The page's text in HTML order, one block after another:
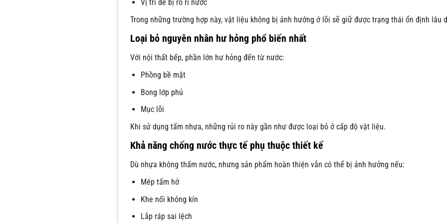
Vị trí dễ bị rò rỉ nước
Trong những trường hợp này, vật liệu không bị ảnh hưởng ở lõi sẽ giữ được trạng thái ổn định lâu
Loại bỏ nguyên nhân hư hỏng phổ biến nhất
Với nội thất bếp, phần lớn hư hỏng đến từ nước:
Phồng bề mặt
Bong lớp phủ
Mục lõi
Khi sử dụng tấm nhựa, những rủi ro này gần như được loại bỏ ở cấp độ vật liệu.
Khả năng chống nước thực tế phụ thuộc thiết kế
Dù nhựa không thấm nước, nhưng sản phẩm hoàn thiện vẫn có thể bị ảnh hưởng nếu:
Mép tấm hở
Khe nối không kín
Lắp ráp sai lệch